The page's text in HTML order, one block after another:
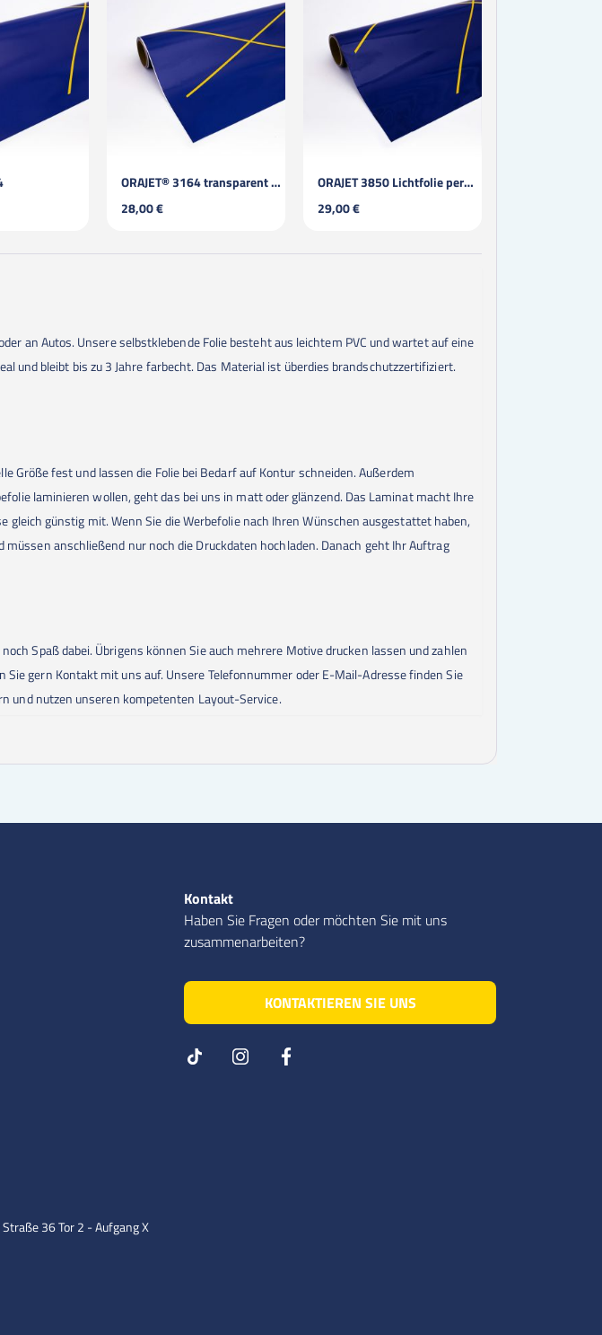
ORAJET 3850 Lichtfolie permanent / laminiert
29,00 €
Aluminiumverbund
39,00 €
an Autos. Unsere selbstklebende Folie besteht aus leichtem PVC und wartet auf eine
und bleibt bis zu 3 Jahre farbecht. Das Material ist überdies brandschutzzertifiziert.
Größe fest und lassen die Folie bei Bedarf auf Kontur schneiden. Außerdem
laminieren wollen, geht das bei uns in matt oder glänzend. Das Laminat macht Ihre
gleich günstig mit. Wenn Sie die Werbefolie nach Ihren Wünschen ausgestattet haben,
anschließend nur noch die Druckdaten hochladen. Danach geht Ihr Auftrag
Spaß dabei. Übrigens können Sie auch mehrere Motive drucken lassen und zahlen
gern Kontakt mit uns auf. Unsere Telefonnummer oder E-Mail-Adresse finden Sie
und nutzen unseren kompetenten Layout-Service.
Kontakt
Haben Sie Fragen oder möchten Sie mit uns
zusammenarbeiten?
KONTAKTIEREN SIE UNS
36Tor 2 - Aufgang X